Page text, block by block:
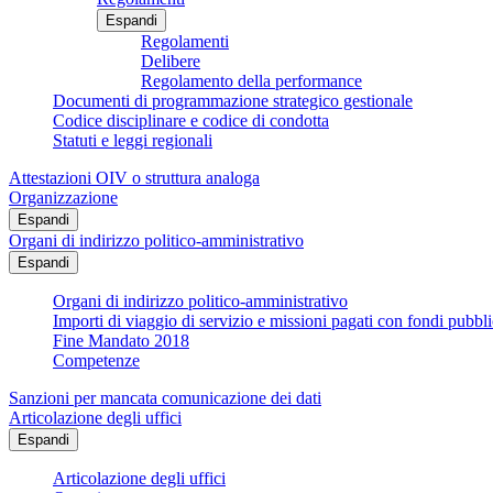
Espandi
Regolamenti
Delibere
Regolamento della performance
Documenti di programmazione strategico gestionale
Codice disciplinare e codice di condotta
Statuti e leggi regionali
Attestazioni OIV o struttura analoga
Organizzazione
Espandi
Organi di indirizzo politico-amministrativo
Espandi
Organi di indirizzo politico-amministrativo
Importi di viaggio di servizio e missioni pagati con fondi
Fine Mandato 2018
Competenze
Sanzioni per mancata comunicazione dei dati
Articolazione degli uffici
Espandi
Articolazione degli uffici